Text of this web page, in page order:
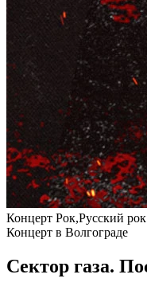
Концерт Рок,Русский рок
Концерт в Волгограде
Сектор газа.